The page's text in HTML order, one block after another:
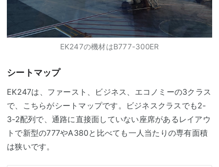
EK247の機材はB777-300ER
シートマップ
EK247は、ファースト、ビジネス、エコノミーの3クラス
で、こちらがシートマップです。ビジネスクラスでも2-
3-2配列で、通路に直接面していない座席があるレイアウ
トで新型の777やA380と比べても一人当たりの専有面積
は狭いです。